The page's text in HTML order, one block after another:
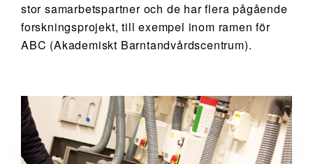
stor samarbetspartner och de har flera pågående
forskningsprojekt, till exempel inom ramen för
ABC (Akademiskt Barntandvårdscentrum).